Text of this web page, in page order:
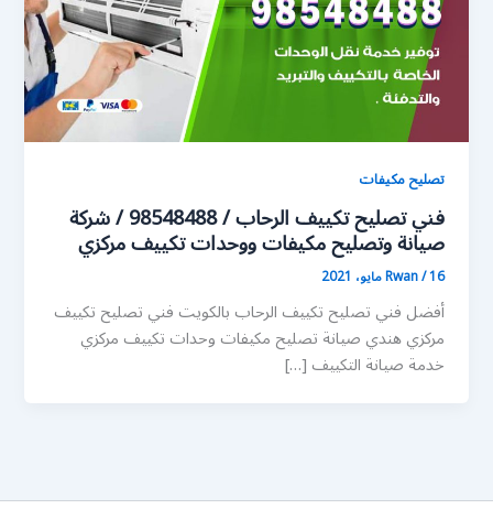
تصليح مكيفات
فني تصليح تكييف الرحاب / 98548488 / شركة
صيانة وتصليح مكيفات ووحدات تكييف مركزي
Rwan/16 مايو، 2021
أفضل فني تصليح تكييف الرحاب بالكويت فني تصليح تكييف
مركزي هندي صيانة تصليح مكيفات وحدات تكييف مركزي
خدمة صيانة التكييف […]